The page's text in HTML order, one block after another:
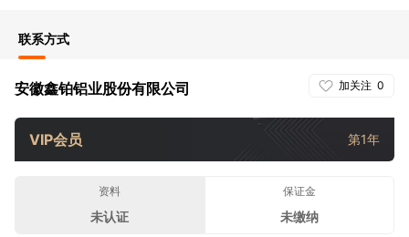
联系方式
加关注 0
安徽鑫铂铝业股份有限公司
VIP会员 第1年
资料
未认证
保证金
未缴纳